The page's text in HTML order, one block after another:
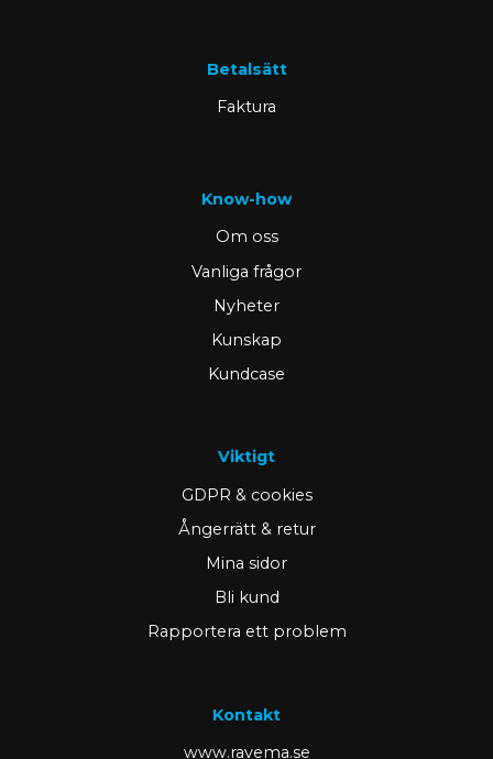
Betalsätt
Faktura
Know-how
Om oss
Vanliga frågor
Nyheter
Kunskap
Kundcase
Viktigt
GDPR & cookies
Ångerrätt & retur
Mina sidor
Bli kund
Rapportera ett problem
Kontakt
www.ravema.se